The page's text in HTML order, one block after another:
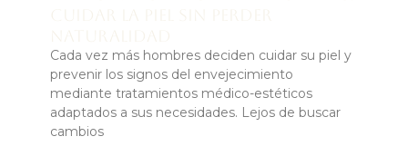
Cada vez más hombres deciden cuidar su piel y
prevenir los signos del envejecimiento
mediante tratamientos médico-estéticos
adaptados a sus necesidades. Lejos de buscar
cambios